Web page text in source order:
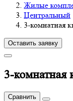
Жилые
Центральный
3-комнатная
Оставить заявку
3-комнатная
Сравнить